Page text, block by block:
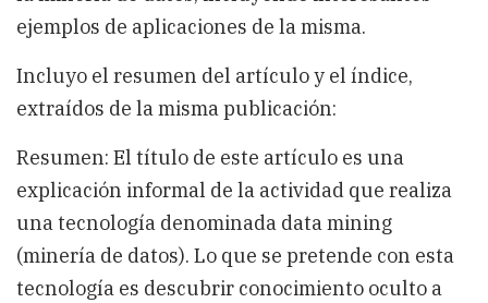
ejemplos de aplicaciones de la misma.
Incluyo el resumen del artículo y el índice,
extraídos de la misma publicación:
Resumen: El título de este artículo es una
explicación informal de la actividad que realiza
una tecnología denominada data mining
(minería de datos). Lo que se pretende con esta
tecnología es descubrir conocimiento oculto a